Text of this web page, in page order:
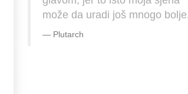
može da uradi još mnogo
Plutarch